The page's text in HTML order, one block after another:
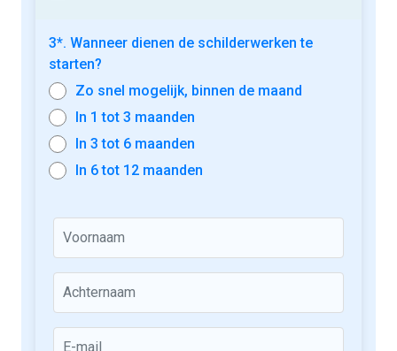
3*. Wanneer dienen de schilderwerken te
starten?
Zo snel mogelijk, binnen de maand
In 1 tot 3 maanden
In 3 tot 6 maanden
In 6 tot 12 maanden